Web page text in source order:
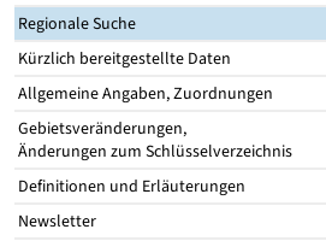
Regionale Suche
Kürzlich bereitgestellte Daten
Allgemeine Angaben, Zuordnungen
Gebietsveränderungen,
Änderungen zum Schlüsselverzeichnis
Definitionen und Erläuterungen
Newsletter